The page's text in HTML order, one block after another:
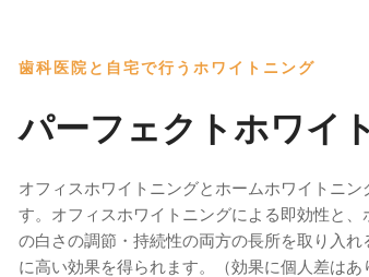
歯科医院と自宅で行うホワイトニング
パーフェクトホワイ
オフィスホワイトニングとホームホワイトニン
す。オフィスホワイトニングによる即効性と、
の白さの調節・持続性の両方の長所を取り入れ
に高い効果を得られます。（効果に個人差はあ